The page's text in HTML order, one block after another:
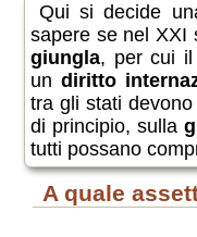
Qui si decide
sapere se nel XXI
giungla, per cui il
undiritto
tra gli stati
di principio, sulla
tutti possano
a quale